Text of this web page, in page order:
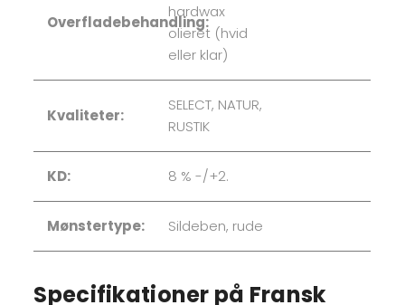
Overfladebehandling:
hardwax
olieret (hvid
eller klar)
Kvaliteter:
SELECT, NATUR,
RUSTIK
KD: 8 % -/+2.
Mønstertype: Sildeben, rude
Specifikationer på Fransk